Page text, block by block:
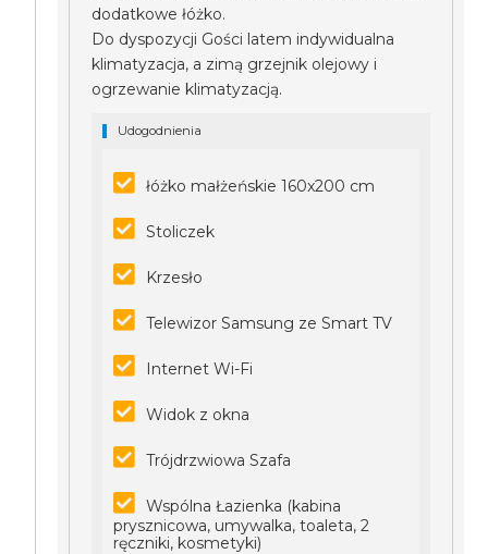
dodatkowe łóżko.
Do dyspozycji Gości latem indywidualna
klimatyzacja, a zimą grzejnik olejowy i
ogrzewanie klimatyzacją.
Udogodnienia
łóżko małżeńskie 160x200 cm
Stoliczek
Krzesło
Telewizor Samsung ze Smart TV
Internet Wi-Fi
Widok z okna
Trójdrzwiowa Szafa
Wspólna Łazienka (kabina
prysznicowa, umywalka, toaleta, 2
ręczniki, kosmetyki)